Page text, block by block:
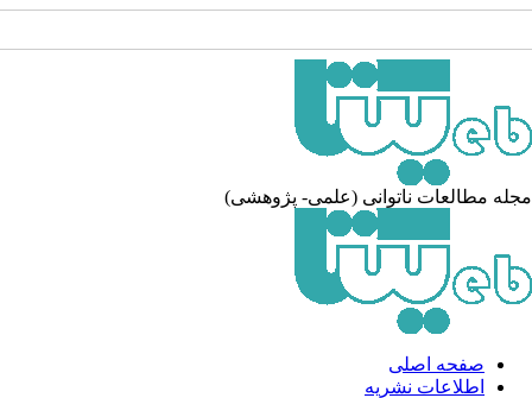
مطالعات ناتوانی (علمی- پژوهشی)
صفحه اصلی
اطلاعات نشریه